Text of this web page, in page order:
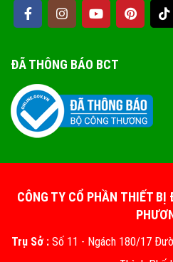
ĐÃ THÔNG BÁO BCT
CÔNG TY CỔ PHẦN THIẾT BỊ
Trụ Sở : Số 11 - Ngách 180/17